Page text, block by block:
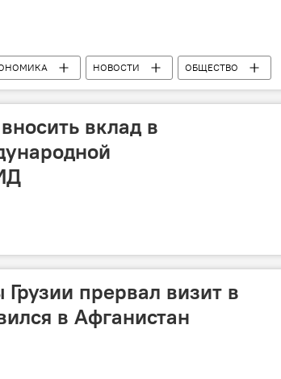
НОВОСТИ ОБЩЕСТВО
вклад в
прервал визит в
в Афганистан